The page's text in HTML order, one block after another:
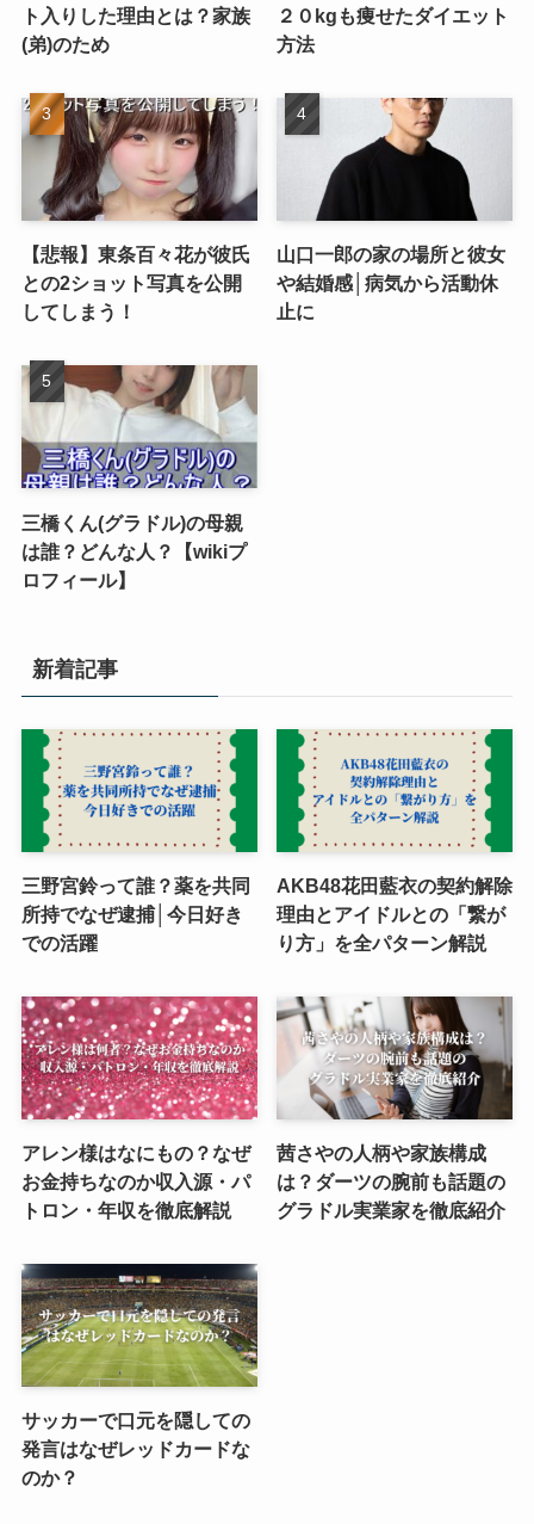
ト入りした理由とは？家族
(弟)のため
２０kgも痩せたダイエット
方法
【悲報】東条百々花が彼氏
との2ショット写真を公開
してしまう！
山口一郎の家の場所と彼女
や結婚感│病気から活動休
止に
三橋くん(グラドル)の母親
は誰？どんな人？【wikiプ
ロフィール】
新着記事
三野宮鈴って誰？薬を共同
所持でなぜ逮捕│今日好き
での活躍
AKB48花田藍衣の契約解除
理由とアイドルとの「繋が
り方」を全パターン解説
アレン様はなにもの？なぜ
お金持ちなのか収入源・パ
トロン・年収を徹底解説
茜さやの人柄や家族構成
は？ダーツの腕前も話題の
グラドル実業家を徹底紹介
サッカーで口元を隠しての
発言はなぜレッドカードな
のか？